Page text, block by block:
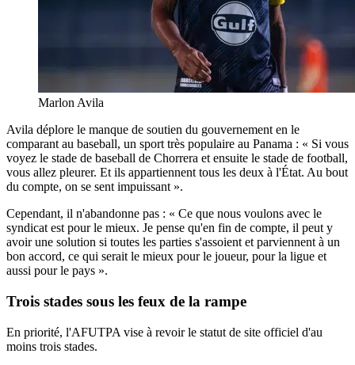
Marlon Avila
Avila déplore le manque de soutien du gouvernement en le
comparant au baseball, un sport très populaire au Panama : « Si vous
voyez le stade de baseball de Chorrera et ensuite le stade de football,
vous allez pleurer. Et ils appartiennent tous les deux à l'État. Au bout
du compte, on se sent impuissant ».
Cependant, il n'abandonne pas : « Ce que nous voulons avec le
syndicat est pour le mieux. Je pense qu'en fin de compte, il peut y
avoir une solution si toutes les parties s'assoient et parviennent à un
bon accord, ce qui serait le mieux pour le joueur, pour la ligue et
aussi pour le pays ».
Trois stades sous les feux de la rampe
En priorité, l'AFUTPA vise à revoir le statut de site officiel d'au
moins trois stades.